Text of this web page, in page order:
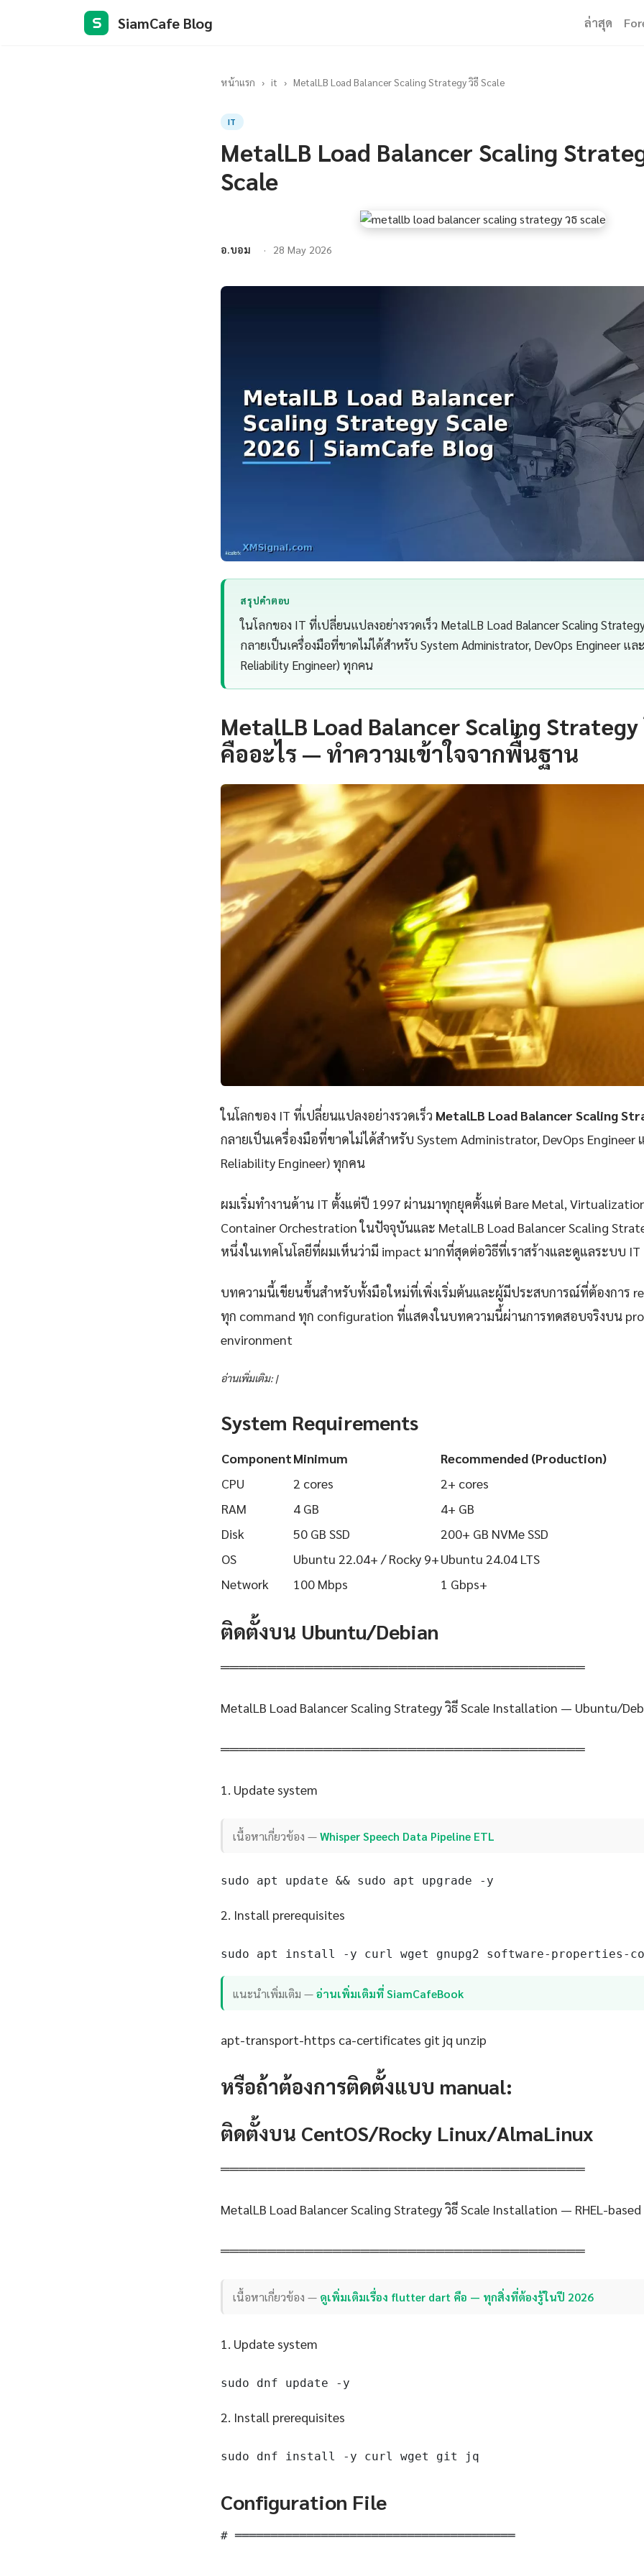
S SiamCafe Blog ล่าสุด
หน้าแรก › it › MetalLB Load Balancer Scaling Strategy วิธี Scale
IT
MetalLB Load Balancer Scaling
Scale
อ.บอม 28 May 2026
สรุปคำตอบ
ในโลกของ IT ที่เปลี่ยนแปลงอย่างรวดเร็ว MetalLB Load Balancer Scaling
กลายเป็นเครื่องมือที่ขาดไม่ได้สำหรับ System Administrator, DevOps Engineer แล
Reliability Engineer) ทุกคน
MetalLB Load Balancer Scaling Strategy
คืออะไร — ทำความเข้าใจจากพื้นฐาน
ในโลกของ IT ที่เปลี่ยนแปลงอย่างรวดเร็ว MetalLB Load Balancer Scaling
กลายเป็นเครื่องมือที่ขาดไม่ได้สำหรับ System Administrator, DevOps Engineer
Reliability Engineer) ทุกคน
ผมเริ่มทำงานด้าน IT ตั้งแต่ปี 1997 ผ่านมาทุกยุคตั้งแต่ Bare Metal,
Container Orchestration ในปัจจุบันและ MetalLB Load Balancer Scaling
หนึ่งในเทคโนโลยีที่ผมเห็นว่ามี impact มากที่สุดต่อวิธีที่เราสร้างและดูแลระบบ IT
บทความนี้เขียนขึ้นสำหรับทั้งมือใหม่ที่เพิ่งเริ่มต้นและผู้มีประสบการณ์ที่ต้องการ
ทุก command ทุก configuration ที่แสดงในบทความนี้ผ่านการทดสอบจริงบน
environment
อ่านเพิ่มเติม: |
System Requirements
ComponentMinimum
Recommended (Production)
CPU
2 cores
2+ cores
RAM
4 GB
4+ GB
Disk
50 GB SSD
200+ GB NVMe SSD
OS
Ubuntu 22.04+ / Rocky 9+Ubuntu 24.04 LTS
Network
100 Mbps 1 Gbps+
ติดตั้งบน Ubuntu/Debian
═══════════════════════════════════════
MetalLB Load Balancer Scaling Strategy วิธี Scale Installation — Ubuntu/
═══════════════════════════════════════
1. Update system
เนื้อหาเกี่ยวข้อง —Whisper Speech Data Pipeline ETL
sudo apt update && sudo apt upgrade -y
2. Install prerequisites
sudo apt install -y curl wget gnupg2 software-properties-
แนะนำเพิ่มเติม —อ่านเพิ่มเติมที่ SiamCafeBook
apt-transport-https ca-certificates git jq unzip
หรือถ้าต้องการติดตั้งแบบ manual:
ติดตั้งบน CentOS/Rocky Linux/AlmaLinux
═══════════════════════════════════════
MetalLB Load Balancer Scaling Strategy วิธี Scale Installation — RHEL-based
═══════════════════════════════════════
เนื้อหาเกี่ยวข้อง — ดูเพิ่มเติมเรื่อง flutter dart คือ — ทุกสิ่งที่ต้องรู้ในปี 2026
1. Update system
sudo dnf update -y
2. Install prerequisites
sudo dnf install -y curl wget git jq
Configuration File
# ═══════════════════════════════════════